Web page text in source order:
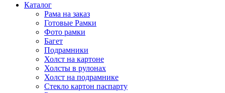
Каталог
Рама на заказ
Готовые Рамки
Фото рамки
Багет
Подрамники
Холст на картоне
Холсты в рулонах
Холст на подрамнике
Стекло картон паспарту